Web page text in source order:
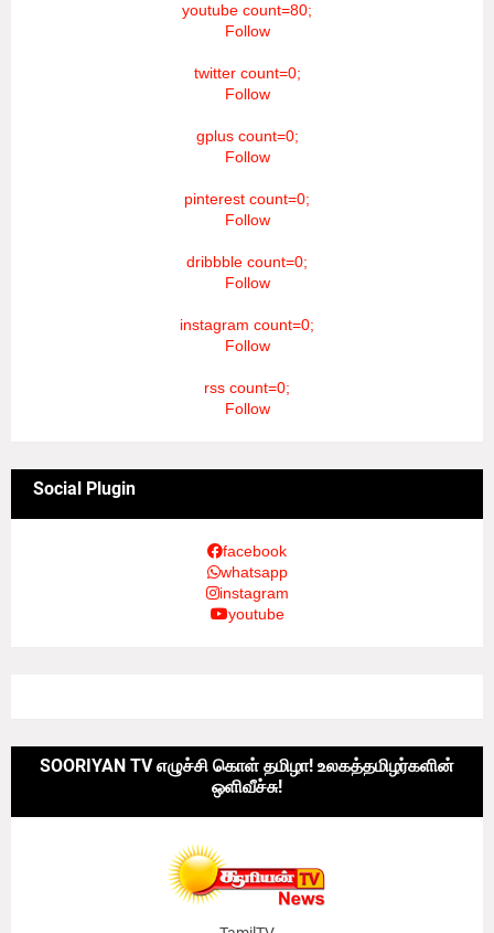
youtube count=80;
Follow
twitter count=0;
Follow
gplus count=0;
Follow
pinterest count=0;
Follow
dribbble count=0;
Follow
instagram count=0;
Follow
rss count=0;
Follow
Social Plugin
facebook
whatsapp
instagram
youtube
SOORIYAN TV எழுச்சி கொள் தமிழா! உலகத்தமிழர்களின்
ஒளிவீச்சு!